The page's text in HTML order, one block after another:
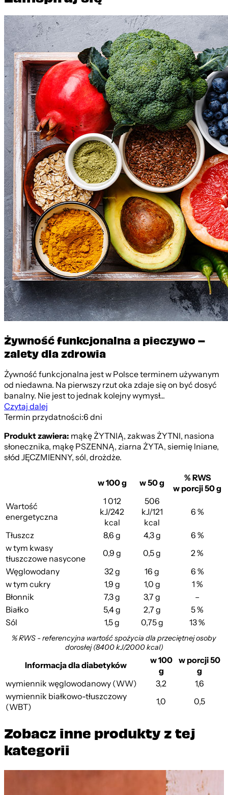
Żywność funkcjonalna a pieczywo –
zalety dla zdrowia
Żywność funkcjonalna jest w Polsce terminem używanym
od niedawna. Na pierwszy rzut oka zdaje się on być dosyć
banalny. Nie jest to jednak kolejny wymysł...
Czytaj dalej
Termin przydatności:6 dni
Produkt zawiera: mąkę ŻYTNIĄ, zakwas ŻYTNI, nasiona
słonecznika, mąkę PSZENNĄ, ziarna ŻYTA, siemię lniane,
słód JĘCZMIENNY, sól, drożdże.
w 100 g w 50 g
% RWS
w porcji 50 g
Wartość
energetyczna
1 012
kJ/242
kcal
506
kJ/121
kcal
6 %
Tłuszcz 8,6 g 4,3 g
6 %
w tym kwasy
tłuszczowe nasycone
0,9 g 0,5 g
2 %
Węglowodany
32 g 16 g
6 %
w tym cukry
1,9 g 1,0 g
1 %
Błonnik
7,3 g 3,7 g
–
Białko
5,4 g 2,7 g
5 %
Sól
1,5 g 0,75 g 13 %
% RWS - referencyjna wartość spożycia dla przeciętnej osoby
dorosłej (8400 kJ/2000 kcal)
Informacja dla diabetyków
w 100
g
w porcji 50
g
wymiennik węglowodanowy (WW)
3,2
1,6
wymiennik białkowo-tłuszczowy
(WBT)
1,0 0,5
Zobacz inne produkty z tej
kategorii